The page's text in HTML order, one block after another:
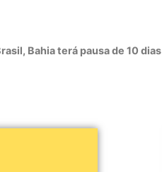
Bahia terá pausa de 10